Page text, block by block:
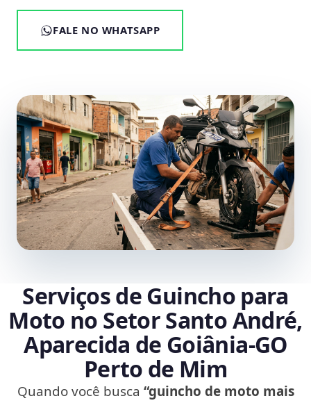
FALE NO WHATSAPP
Serviços de Guincho para
Moto no Setor Santo André,
Aparecida de Goiânia‑GO
Perto de Mim
Quando você busca “guincho de moto mais